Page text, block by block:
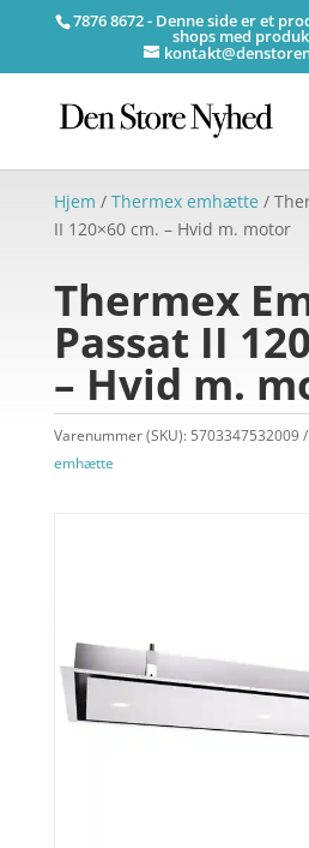
7876 8672 - Denne side er et
shops med
Hjem / Thermex emhætte /
II 120×60 cm. – Hvid m. motor
Thermex
Passat II
– Hvid m.
Varenummer (SKU): 5703347532009
emhætte